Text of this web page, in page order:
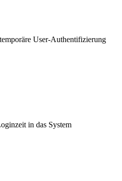
User-Authentifizierung
in das System